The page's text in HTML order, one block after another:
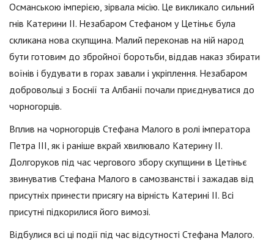
Османською імперією, зірвала місію. Це викликало сильний
гнів Катерини II. Незабаром Стефаном у Цетіньє була
скликана нова скупщина. Малий переконав на ній народ
бути готовим до збройної боротьби, віддав наказ збирати
воїнів і будувати в горах завали і укріплення. Незабаром
добровольці з Боснії та Албанії почали приєднуватися до
чорногорців.
Вплив на чорногорців Стефана Малого в ролі імператора
Петра III, як і раніше вкрай хвилювало Катерину II.
Долгоруков під час чергового збору скупщини в Цетіньє
звинуватив Стефана Малого в самозванстві і зажадав від
присутніх принести присягу на вірність Катерині II. Всі
присутні підкорилися його вимозі.
Відбулися всі ці події під час відсутності Стефана Малого.